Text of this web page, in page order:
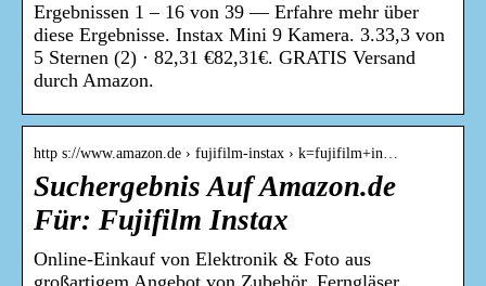
Ergebnissen 1 – 16 von 39 — Erfahre mehr über
diese Ergebnisse. Instax Mini 9 Kamera. 3.33,3 von
5 Sternen (2) · 82,31 €82,31€. GRATIS Versand
durch Amazon.
http s://www.amazon.de › fujifilm-instax › k=fujifilm+in…
Suchergebnis Auf Amazon.de
Für: Fujifilm Instax
Online-Einkauf von Elektronik & Foto aus